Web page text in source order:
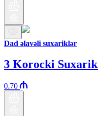
Dad əlavəli suxariklər
3 Korocki
0.70